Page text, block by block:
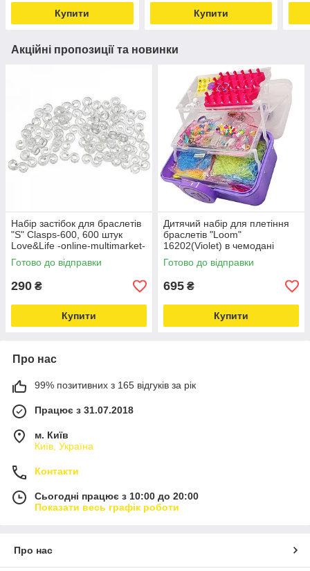
Купити Купити
Акційні пропозиції та новинки
Набір застібок для браслетів
"S" Clasps-600, 600 штук
Love&Life -online-multimarket-
Готово до відправки
290 ₴
Купити
Дитячий набір для плетіння
браслетів "Loom"
16202(Violet) в чемодані
Love&Life -online-multimarket-
Готово до відправки
695 ₴
Купити
Про нас
99% позитивних з 165 відгуків за рік
Працює з 31.07.2018
м. Київ
Київ, Україна
Контакти
Сьогодні працює з 10:00 до 20:00
Показати весь графік роботи
Про нас